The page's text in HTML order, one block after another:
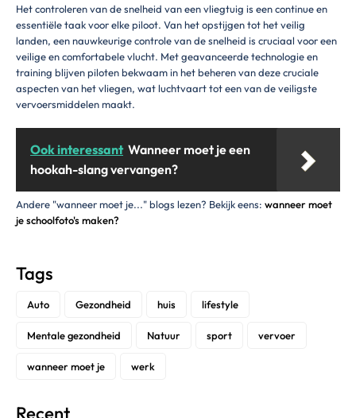
Het controleren van de snelheid van een vliegtuig is een continue en
essentiële taak voor elke piloot. Van het opstijgen tot het veilig
landen, een nauwkeurige controle van de snelheid is cruciaal voor een
veilige en comfortabele vlucht. Met geavanceerde technologie en
training blijven piloten bekwaam in het beheren van deze cruciale
aspecten van het vliegen, wat luchtvaart tot een van de veiligste
vervoersmiddelen maakt.
Ook interessant Wanneer moet je een
hookah-slang vervangen?
Andere "wanneer moet je..." blogs lezen? Bekijk eens: wanneer moet
je schoolfoto's maken?
Tags
Auto Gezondheid huis lifestyle
Mentale gezondheid Natuur sport vervoer
wanneer moet je werk
Recent